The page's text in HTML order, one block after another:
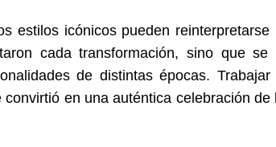
estilos icónicos pueden
cada transformación, sino que se
de distintas épocas.
en una auténtica celebración de